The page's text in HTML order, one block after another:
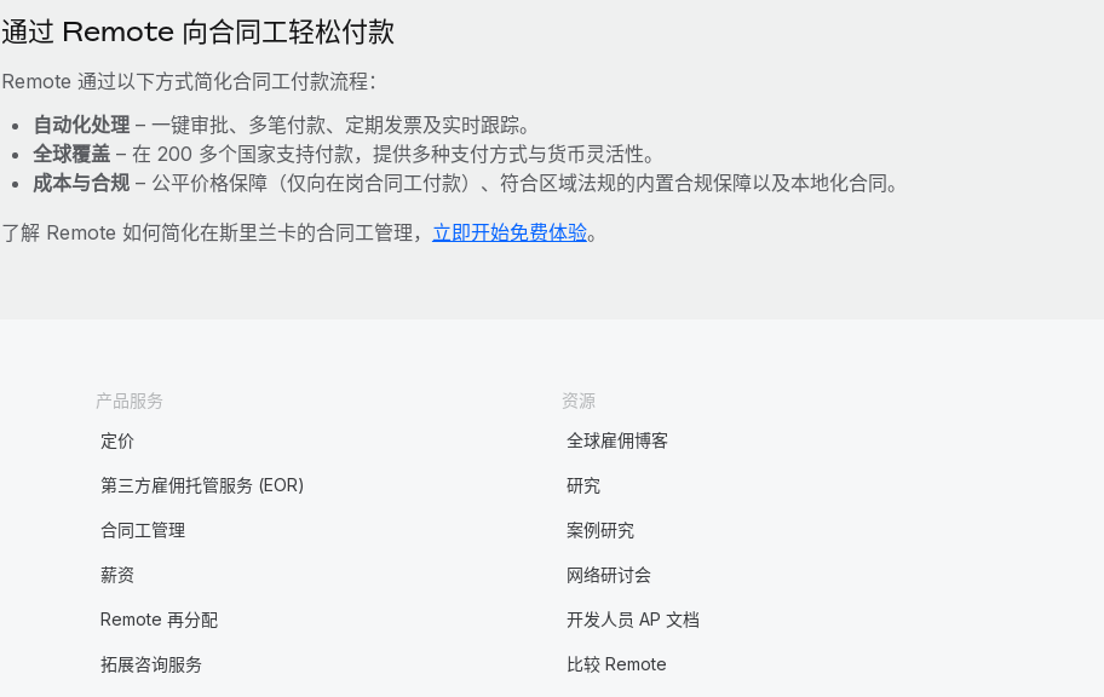
通过 Remote 向合同工轻松付款
Remote 通过以下方式简化合同工付款流程：
自动化处理– 一键审批、多笔付款、定期发票及实时跟踪。
全球覆盖– 在 200 多个国家支持付款，提供多种支付方式与货币灵活性。
成本与合规– 公平价格保障（仅向在岗合同工付款）、符合区域法规的内置合规保障以及本地化合同。
了解 Remote 如何简化在斯里兰卡的合同工管理， 立即开始免费体验。
产品服务
定价
第三方雇佣托管服务 (EOR)
合同工管理
薪资
Remote 再分配
拓展咨询服务
资源
全球雇佣博客
研究
案例研究
网络研讨会
开发人员 AP 文档
比较 Remote